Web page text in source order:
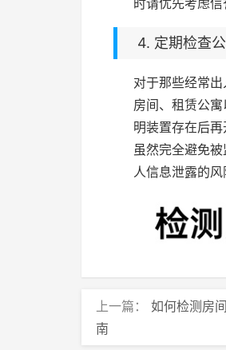
4. 定期检查
对于那些经常
房间、租赁公
明装置存在后
虽然完全避免
人信息泄露的
上一篇： 如何检测房
南